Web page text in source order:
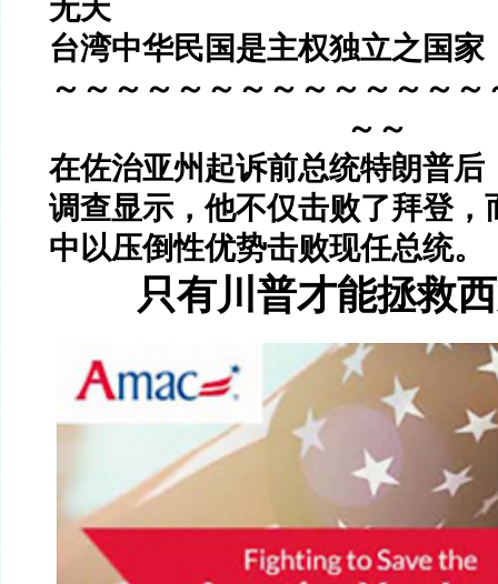
无天
台湾中华民国是主权独立之国家
～～～～～～～～～～～～～
～～
在佐治亚州起诉前总统特朗普后
调查显示，他不仅击败了拜登，
中以压倒性优势击败现任总统。
只有川普才能拯救